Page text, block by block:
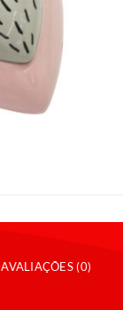
AVALIAÇÕES (0)